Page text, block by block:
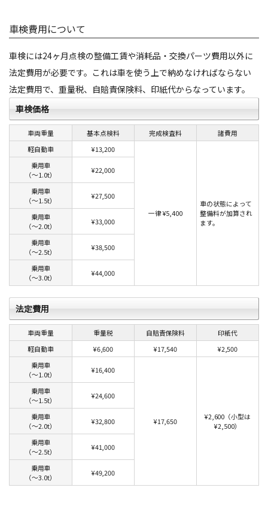
車検費用について
車検には24ヶ月点検の整備工賃や消耗品・交換パーツ費用以外に
法定費用が必要です。これは車を使う上で納めなければならない
法定費用で、重量税、自賠責保険料、印紙代からなっています。
車検価格
車両重量 基本点検料 完成検査料
諸費用
軽自動車
¥13,200
一律 ¥5,400
車の状態によって
整備料が加算され
ます。
乗用車
（〜1.0t）
¥22,000
乗用車
（〜1.5t）
¥27,500
乗用車
（〜2.0t）
¥33,000
乗用車
（〜2.5t）
¥38,500
乗用車
（〜3.0t）
¥44,000
法定費用
車両重量 重量税 自賠責保険料
印紙代
軽自動車
¥6,600 ¥17,540
¥2,500
乗用車
（〜1.0t）
¥16,400
¥17,650
¥2,600（小型は
¥2,500）
乗用車
（〜1.5t）
¥24,600
乗用車
（〜2.0t）
¥32,800
乗用車
（〜2.5t）
¥41,000
乗用車
（〜3.0t）
¥49,200